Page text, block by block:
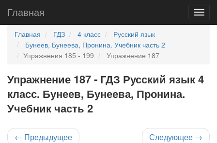
Главная
Главная ГДЗ 4 класс
Русский язык
Бунеев, Бунеева, Пронина. Учебник часть 2
Упражнения 185 - 199
Упражнение 187
Упражнение 187 - ГДЗ Русский язык 4
класс. Бунеев, Бунеева, Пронина.
Учебник часть 2
← Предыдущее Следующее →